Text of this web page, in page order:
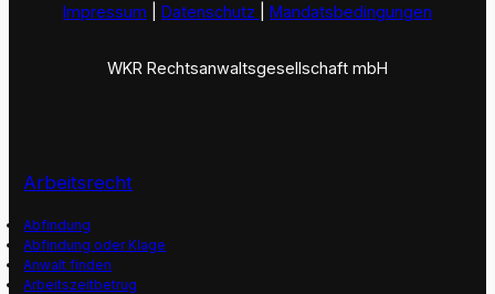
Impressum Datenschutz Mandatsbedingungen
WKR Rechtsanwaltsgesellschaft mbH
Arbeitsrecht
Abfindung
Abfindung oder Klage
Anwalt finden
Arbeitszeitbetrug